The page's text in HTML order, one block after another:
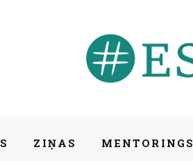
ZIŅAS MENTORINGS